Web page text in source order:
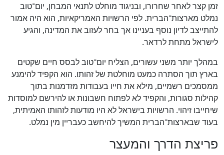
זמן קצר לאחר שחרורו, ובניגוד מוחלט לתנאי המבחן, יום־טוב
נמלט מארצות־הברית. לפי הרשויות האמריקאיות, הוא היה אמור
להתייצב לדיון נוסף בעניינו אך בחר לעזוב את המדינה, והגיע
לישראל מתחת לרדאר.
במהלך יותר משני עשורים, הצליח יום־טוב לבסס חיים שקטים
בארץ תוך הסתרה כמעט מוחלטת של זהותו. הוא הקפיד להימנע
ממסמכים רשמיים, מילא את חייו בעבודות מזדמנות בתוך
קהילות סגורות, והקפיד לא לפתוח חשבונות או להירשם למוסדות
שיחייבו זיהוי. הרשויות בישראל לא היו מודעות לזהותו האמיתית,
בעוד שבארצות־הברית המשיך להיחשב כעבריין מין נמלט.
פריצת הדרך והמעצר